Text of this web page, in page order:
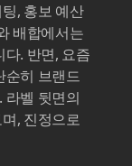
, 홍보 예산
배합에서는
. 반면, 요즘
순히 브랜드
라벨 뒷면의
, 진정으로